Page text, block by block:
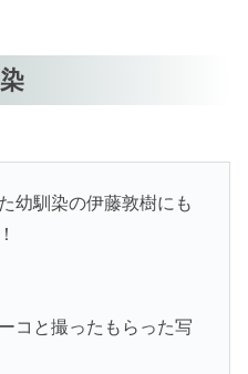
幼馴染の伊藤敦樹にも
コと撮ったもらった写